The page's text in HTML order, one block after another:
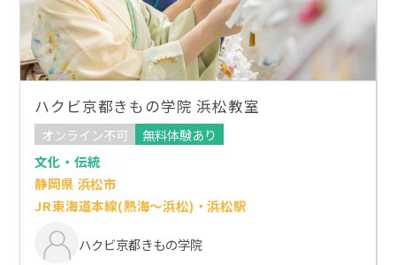
ハクビ京都きもの学院 浜松教室
オンライン不可
無料体験あり
文化・伝統
静岡県 浜松市
JR東海道本線(熱海～浜松)・浜松駅
ハクビ京都きもの学院